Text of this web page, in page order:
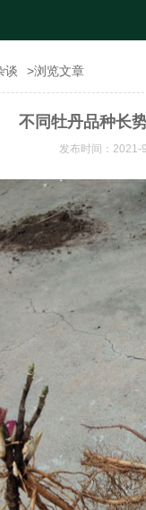
谈 >浏览文章
不同牡丹品种长
发布时间：2021-